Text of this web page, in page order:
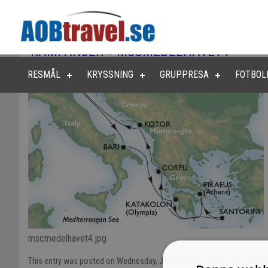
RESMÅL KRYSSNING GRUPPRESA
KAMPANJER»MSCMEDELHAVET4
mscmedelhavet4.jpg
This entry was posted on Wednesday, January 6th, 2016 at 15:14